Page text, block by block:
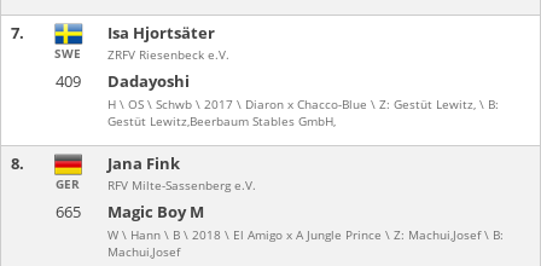
7.
409 Dadayoshi
H \ OS \ Schwb \ 2017 \ Diaron x Chacco-Blue \ Z: Gestüt Lewitz, \ B:
Gestüt Lewitz,Beerbaum Stables GmbH,
SWE
Isa Hjortsäter
ZRFV Riesenbeck e.V.
8.
665 Magic Boy M
W \ Hann \ B \ 2018 \ El Amigo x A Jungle Prince \ Z: Machui,Josef \ B:
Machui,Josef
GER
Jana Fink
RFV Milte-Sassenberg e.V.